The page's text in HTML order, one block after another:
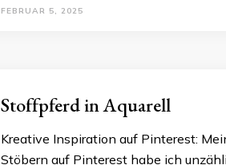
FEBRUAR 5, 2025
Stoffpferd in Aquarell
Kreative Inspiration auf Pinterest:
Stöbern auf Pinterest habe ich